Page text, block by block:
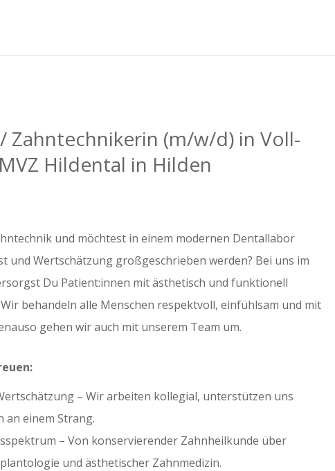
Zahntechnikerin (m/w/d) in Voll-
Hildental in Hilden
und möchtest in einem modernen Dentallabor
und Wertschätzung großgeschrieben werden? Bei uns im
Du Patient:innen mit ästhetisch und funktionell
behandeln alle Menschen respektvoll, einfühlsam und mit
gehen wir auch mit unserem Team um.
– Wir arbeiten kollegial, unterstützen uns
an einem Strang.
– Von konservierender Zahnheilkunde über
und ästhetischer Zahnmedizin.